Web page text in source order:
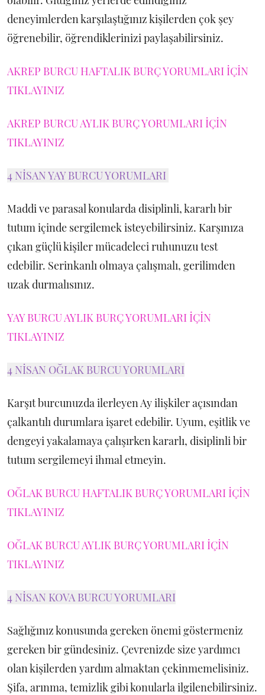
deneyimlerden karşılaştığınız kişilerden çok şey
öğrenebilir, öğrendiklerinizi paylaşabilirsiniz.
AKREP BURCU HAFTALIK BURÇ YORUMLARI İÇİN
TIKLAYINIZ
AKREP BURCU AYLIK BURÇ YORUMLARI İÇİN
TIKLAYINIZ
4 NİSAN YAY BURCU YORUMLARI
Maddi ve parasal konularda disiplinli, kararlı bir
tutum içinde sergilemek isteyebilirsiniz. Karşınıza
çıkan güçlü kişiler mücadeleci ruhunuzu test
edebilir. Serinkanlı olmaya çalışmalı, gerilimden
uzak durmalısınız.
YAY BURCU AYLIK BURÇ YORUMLARI İÇİN
TIKLAYINIZ
4 NİSAN OĞLAK BURCU YORUMLARI
Karşıt burcunuzda ilerleyen Ay ilişkiler açısından
çalkantılı durumlara işaret edebilir. Uyum, eşitlik ve
dengeyi yakalamaya çalışırken kararlı, disiplinli bir
tutum sergilemeyi ihmal etmeyin.
OĞLAK BURCU HAFTALIK BURÇ YORUMLARI İÇİN
TIKLAYINIZ
OĞLAK BURCU AYLIK BURÇ YORUMLARI İÇİN
TIKLAYINIZ
4 NİSAN KOVA BURCU YORUMLARI
Sağlığınız konusunda gereken önemi göstermeniz
gereken bir gündesiniz. Çevrenizde size yardımcı
olan kişilerden yardım almaktan çekinmemelisiniz.
Şifa, arınma, temizlik gibi konularla ilgilenebilirsiniz.